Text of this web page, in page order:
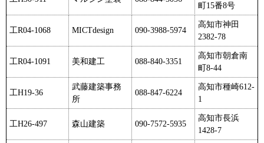
町15番8号
工R04-1068 MICTdesign 090-3988-5974
高知市神田
2382-78
工R04-1091 美和建工 088-840-3351
高知市朝倉南
町8-44
工H19-36
武藤建築事務
所
088-847-6224
高知市種崎612-
1
工H26-497 森山建築 090-7572-5935
高知市長浜
1428-7